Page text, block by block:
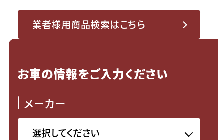
業者様用商品検索はこちら
お車の情報をご入力ください
メーカー